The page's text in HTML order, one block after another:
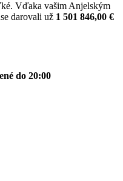
Vďaka vašim Anjelským
darovali už 1 501 846,00 €
do 20:00